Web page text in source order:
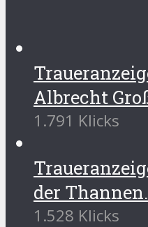
Albrecht
1.791 Klicks
der
1.528 Klicks